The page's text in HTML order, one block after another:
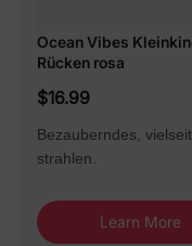
Ocean Vibes
Rücken rosa
$16.99
Bezauberndes,
strahlen.
Learn More